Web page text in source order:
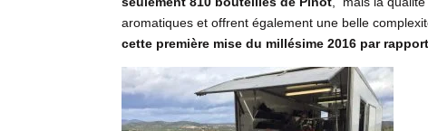
aromatiques et offrent également une belle
cette première mise du millésime 2016 par